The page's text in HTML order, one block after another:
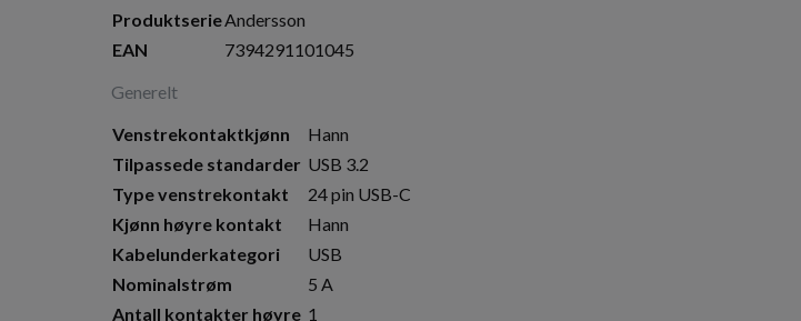
Generelt
ProduktserieAndersson
EAN
7394291101045
Venstrekontaktkjønn
Hann
Tilpassede standarder USB 3.2
Type venstrekontakt
24 pin USB-C
Kjønn høyre kontakt
Hann
Kabelunderkategori
USB
Nominalstrøm
5 A
Antall kontakter høyre 1